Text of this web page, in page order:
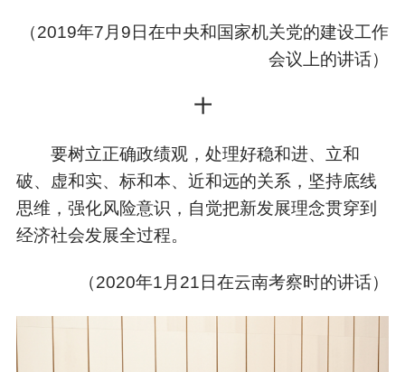
（2019年7月9日在中央和国家机关党的建设工作
会议上的讲话）
十
要树立正确政绩观，处理好稳和进、立和
破、虚和实、标和本、近和远的关系，坚持底线
思维，强化风险意识，自觉把新发展理念贯穿到
经济社会发展全过程。
（2020年1月21日在云南考察时的讲话）